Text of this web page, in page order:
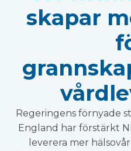
skapar
Regeringens förnyade
England har förstärkt
leverera mer